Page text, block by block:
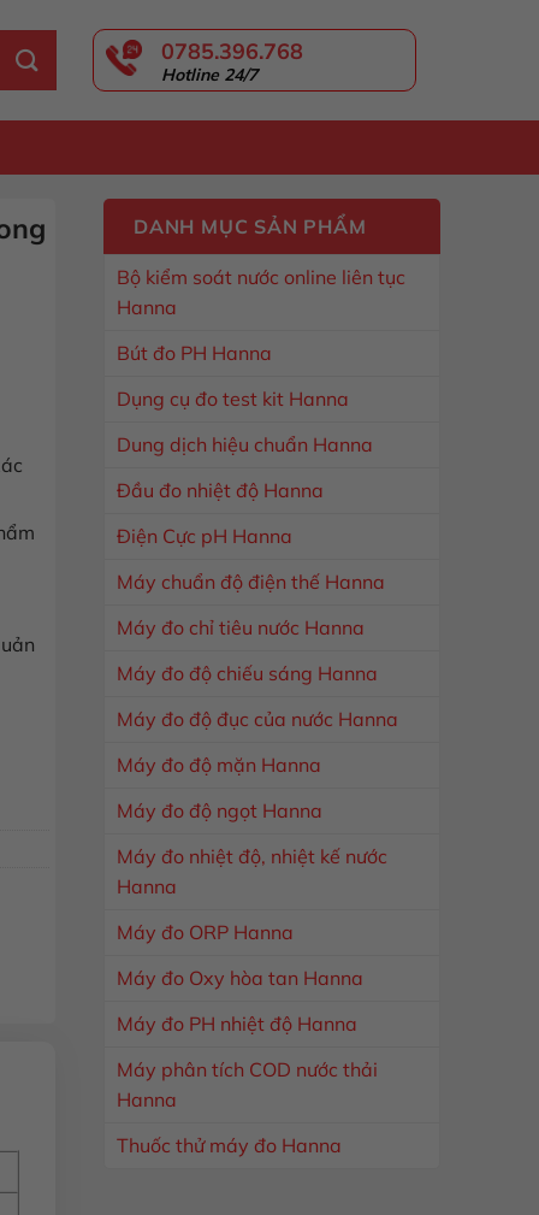
0785.396.768
Hotline 24/7
DANH MỤC SẢN PHẨM
Bộ kiểm soát nước online liên tục
Hanna
Bút đo PH Hanna
Dụng cụ đo test kit Hanna
Dung dịch hiệu chuẩn Hanna
Đầu đo nhiệt độ Hanna
Điện Cực pH Hanna
Máy chuẩn độ điện thế Hanna
Máy đo chỉ tiêu nước Hanna
Máy đo độ chiếu sáng Hanna
Máy đo độ đục của nước Hanna
Máy đo độ mặn Hanna
Máy đo độ ngọt Hanna
Máy đo nhiệt độ, nhiệt kế nước
Hanna
Máy đo ORP Hanna
Máy đo Oxy hòa tan Hanna
Máy đo PH nhiệt độ Hanna
Máy phân tích COD nước thải
Hanna
Thuốc thử máy đo Hanna